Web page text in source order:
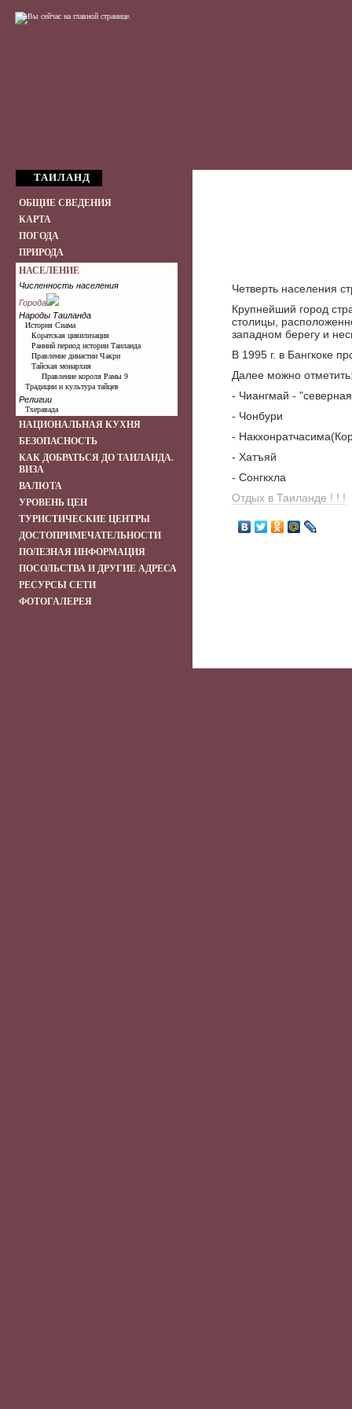
ТАИЛАНД
ОБЩИЕ СВЕДЕНИЯ
КАРТА
ПОГОДА
ПРИРОДА
НАСЕЛЕНИЕ
Численность населения
Города
Народы Таиланда
История Сиама
Коратская цивилизация
Ранний период истории Таиланда
Правление династии Чакри
Тайская монархия
Правление короля Рамы 9
Традиции и культура тайцев
Религии
Тхеравада
НАЦИОНАЛЬНАЯ КУХНЯ
БЕЗОПАСНОСТЬ
КАК ДОБРАТЬСЯ ДО ТАИЛАНДА.
ВИЗА
ВАЛЮТА
УРОВЕНЬ ЦЕН
ТУРИСТИЧЕСКИЕ ЦЕНТРЫ
ДОСТОПРИМЕЧАТЕЛЬНОСТИ
ПОЛЕЗНАЯ ИНФОРМАЦИЯ
ПОСОЛЬСТВА И ДРУГИЕ АДРЕСА
РЕСУРСЫ СЕТИ
ФОТОГАЛЕРЕЯ
Четверть населения
Крупнейший город
столицы,
западном берегу и
В 1995 г. в Бангкоке
Далее можно
- Чиангмай -
- Чонбури
-
- Хатъяй
- Сонгкхла
Отдых в Таиланде ! ! !